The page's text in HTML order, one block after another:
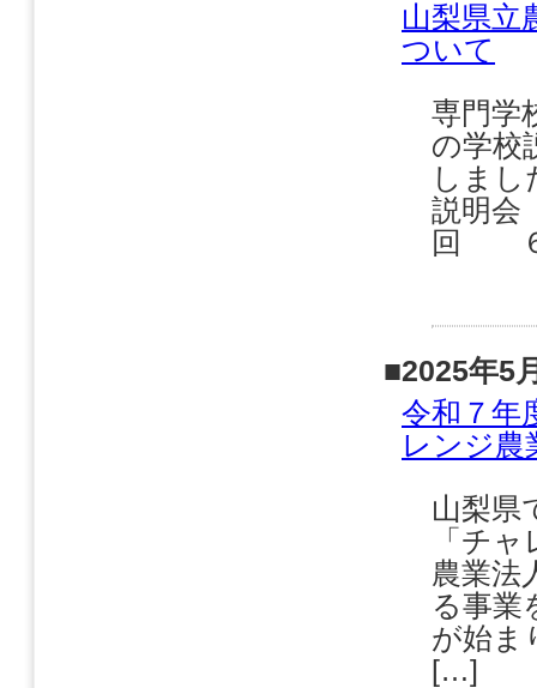
山梨県立
ついて
専門学
の学校
しまし
説明
回 ６
■2025年5
令和７年
レンジ農
山梨県
「チ
農業法
る事業
が始ま
[…]